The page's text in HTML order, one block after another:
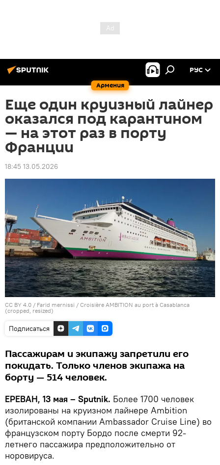
Армения
РУС
Еще один круизный лайнер
оказался под карантином
— на этот раз в порту
Франции
18:45 13.05.2026
CC BY 4.0 / Farid mernissi / Croisière AMBITION au port à Casablanca
(cropped, resized)
Подписаться
Пассажирам и экипажу запретили его
покидать. Только членов экипажа на
борту — 514 человек.
ЕРЕВАН, 13 мая – Sputnik. Более 1700 человек
изолированы на круизном лайнере Ambition
(британской компании Ambassador Cruise Line) во
французском порту Бордо после смерти 92-
летнего пассажира предположительно от
норовируса.